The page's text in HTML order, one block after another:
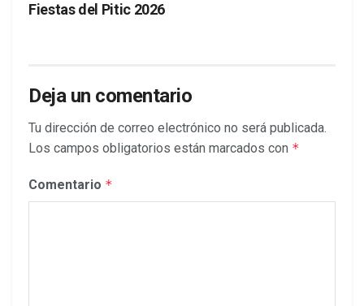
Fiestas del Pitic 2026
Deja un comentario
Tu dirección de correo electrónico no será publicada.
Los campos obligatorios están marcados con *
Comentario *